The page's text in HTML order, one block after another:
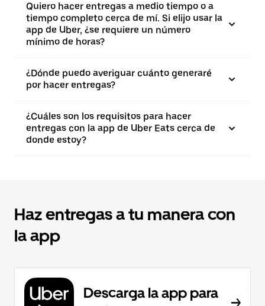
Quiero hacer entregas a medio tiempo o a
tiempo completo cerca de mí. Si elijo usar la
app de Uber, ¿se requiere un número
mínimo de horas?
¿Dónde puedo averiguar cuánto generaré
por hacer entregas?
¿Cuáles son los requisitos para hacer
entregas con la app de Uber Eats cerca de
donde estoy?
Haz entregas a tu manera con
la app
Descarga la app para